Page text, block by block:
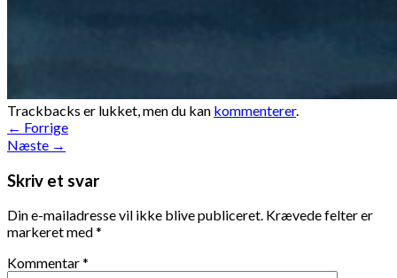
Trackbacks er lukket, men du kan kommenterer.
← Forrige
Næste →
Skriv et svar
Din e-mailadresse vil ikke blive publiceret. Krævede felter er
markeret med*
Kommentar*